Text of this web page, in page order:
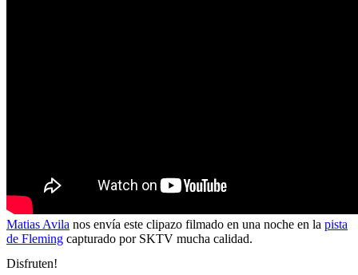
Matias Avila nos envía este clipazo filmado en una noche en la pista
de Fleming capturado por SKTV mucha calidad.
Disfruten!